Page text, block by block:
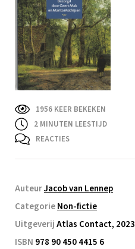
1956 KEER BEKEKEN
2 MINUTEN LEESTIJD
REACTIES
AuteurJacob van Lennep
CategorieNon-fictie
UitgeverijAtlas Contact, 2023
ISBN 978 90 450 4415 6